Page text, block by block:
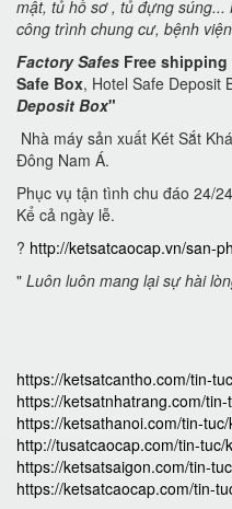
mật, tủ hồ sơ , tủ đựng
công trình chung cư, bệnh
Factory Safes Free
Safe Box, Hotel Safe Deposit
Deposit Box"
Nhà máy sản xuất Két Sắt
Đông Nam Á.
Phục vụ tận tình chu đáo 24/
Kể cả ngày lễ.
? http://ketsatcaocap.vn/san-
" Luôn luôn mang lại sự hài
https://ketsatcantho.com/tin-
https://ketsatnhatrang.com/
https://ketsathanoi.com/tin-
http://tusatcaocap.com/tin-
https://ketsatsaigon.com/tin-
https://ketsatcaocap.com/tin-